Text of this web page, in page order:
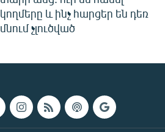
կողմերը և ինչ հարցեր են դեռ
մնում չլուծված